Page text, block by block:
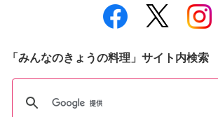
「みんなのきょうの料理」サイト内検索